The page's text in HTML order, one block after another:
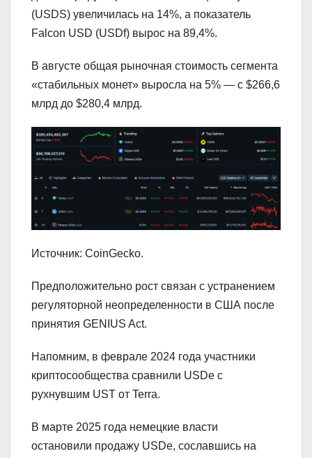
(USDS) увеличилась на 14%, а показатель
Falcon USD (USDf) вырос на 89,4%.
В августе общая рыночная стоимость сегмента
«стабильных монет» выросла на 5% — с $266,6
млрд до $280,4 млрд.
Источник: CoinGecko.
Предположительно рост связан с устранением
регуляторной неопределенности в США после
принятия GENIUS Act.
Напомним, в феврале 2024 года участники
криптосообщества сравнили USDe с
рухнувшим UST от Terra.
В марте 2025 года немецкие власти
остановили продажу USDe, сославшись на